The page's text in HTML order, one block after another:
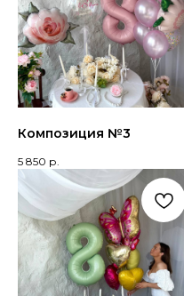
Композиция №3
5 850 р.